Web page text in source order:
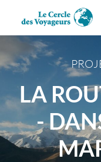
directement
contenu
LA
-